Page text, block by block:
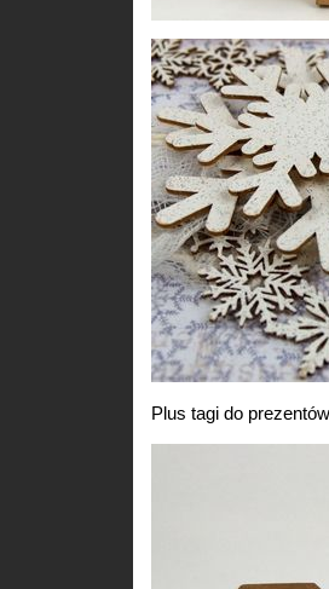
Plus tagi do